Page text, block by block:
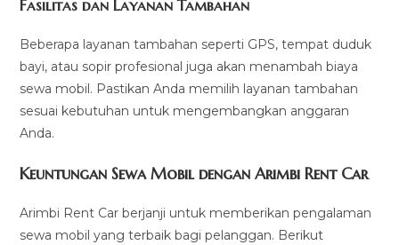
Fasilitas dan Layanan Tambahan
Beberapa layanan tambahan seperti GPS, tempat duduk
bayi, atau sopir profesional juga akan menambah biaya
sewa mobil. Pastikan Anda memilih layanan tambahan
sesuai kebutuhan untuk mengembangkan anggaran
Anda.
Keuntungan Sewa Mobil dengan Arimbi Rent Car
Arimbi Rent Car berjanji untuk memberikan pengalaman
sewa mobil yang terbaik bagi pelanggan. Berikut